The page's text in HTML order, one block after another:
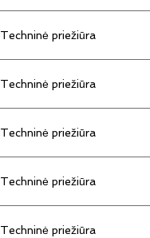
Techninė priežiūra
Techninė priežiūra
Techninė priežiūra
Techninė priežiūra
Techninė priežiūra